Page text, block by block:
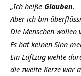
„Ich heiße Glauben.
Aber ich bin
Die Menschen wollen
Es hat keinen Sinn
Ein Luftzug wehte
die zweite Kerze war